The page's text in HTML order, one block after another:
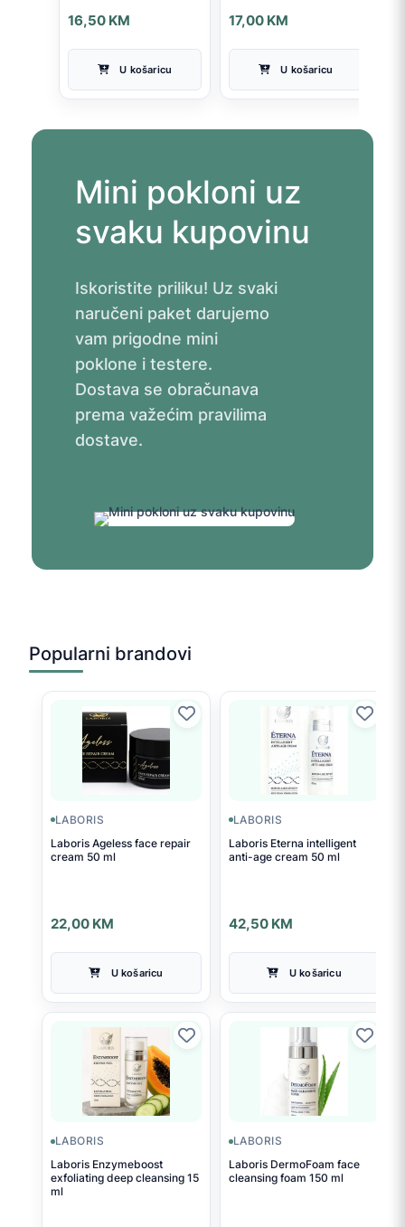
16,50 KM
U košaricu
17,00 KM
U košaricu
Mini pokloni uz
svaku kupovinu
Iskoristite priliku! Uz svaki
naručeni paket darujemo
vam prigodne mini
poklone i testere.
Dostava se obračunava
prema važećim pravilima
dostave.
Popularni brandovi
LABORIS
Laboris Ageless face repair
cream 50 ml
22,00 KM
U košaricu
LABORIS
Laboris Eterna intelligent
anti-age cream 50 ml
42,50 KM
U košaricu
LABORIS
Laboris Enzymeboost
exfoliating deep cleansing 15
ml
LABORIS
Laboris DermoFoam face
cleansing foam 150 ml